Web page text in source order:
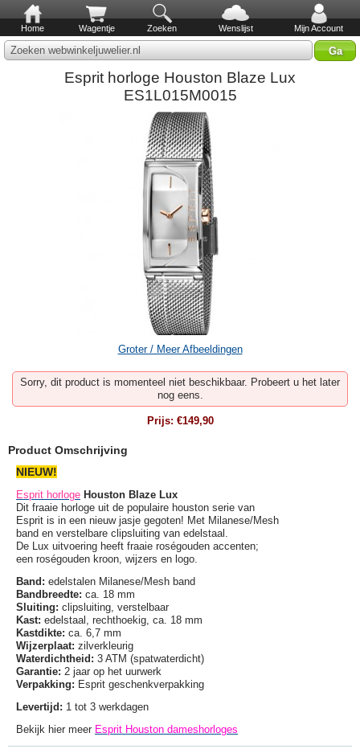
Home Wagentje Zoeken Wenslijst Mijn Account
Zoeken webwinkeljuwelier.nl
Esprit horloge Houston Blaze Lux
ES1L015M0015
Groter / Meer Afbeeldingen
Sorry, dit product is momenteel niet beschikbaar. Probeert u het later
nog eens.
Prijs: €149,90
Product Omschrijving
NIEUW!
Esprit horloge Houston Blaze Lux
Dit fraaie horloge uit de populaire houston serie van
Esprit is in een nieuw jasje gegoten! Met Milanese/Mesh
band en verstelbare clipsluiting van edelstaal.
De Lux uitvoering heeft fraaie roségouden accenten;
een roségouden kroon, wijzers en logo.
Band: edelstalen Milanese/Mesh band
Bandbreedte: ca. 18 mm
Sluiting: clipsluiting, verstelbaar
Kast: edelstaal, rechthoekig, ca. 18 mm
Kastdikte: ca. 6,7 mm
Wijzerplaat: zilverkleurig
Waterdichtheid: 3 ATM (spatwaterdicht)
Garantie: 2 jaar op het uurwerk
Verpakking: Esprit geschenkverpakking
Levertijd: 1 tot 3 werkdagen
Bekijk hier meer Esprit Houston dameshorloges